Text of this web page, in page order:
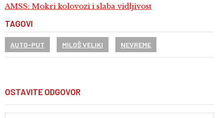
AMSS: Mokri kolovozi i slaba vidljivost
TAGOVI
AUTO-PUT MILOŠ VELIKI NEVREME
OSTAVITE ODGOVOR